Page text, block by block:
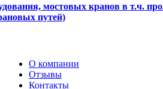
мостовых кранов в т.ч.
путей)
О компании
Отзывы
Контакты